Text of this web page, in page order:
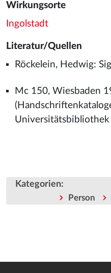
Wirkungsorte
Ingolstadt
Literatur/Quellen
Röckelein, Hedwig:
Mc 150, Wiesbaden
Universitätsbibliothek
Kategorien:
Person